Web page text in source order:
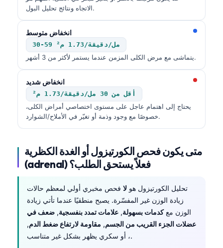
الاتجاه ونتائج تحليل البول.
انخفاض متوسط
30-59 مل/دقيقة/1.73 م²
يتماشى مع مرض الكلى المزمن عندما يستمر لأكثر من 3 أشهر.
انخفاض شديد
أقل من 30 مل/دقيقة/1.73 م²
يحتاج إلى اهتمام عاجل على مستوى اختصاصي أمراض الكلى،
خصوصًا مع وجود وذمة أو تغيّر في الأملاح/الشوارد.
متى يكون فحص الكورتيزول أو الغدة الكظرية
(adrenal) فعلاً يستحق الطلب؟
تحليل الكورتيزول هو لا فحص مخبري أولي لمعظم حالات
زيادة الوزن غير المفسّرة. يصبح منطقيًا عندما تأتي زيادة
الوزن معكدمات بسهولة, علامات تمدد بنفسجية, ضعف في
عضلات الجزء القريب من الجسم, مقاومة لارتفاع ضغط الدم,
، أو سكري يظهر بشكل غير متناسب.
हिन्दी
Bahasa Indonesia
Հայերեն
Српски језик
Svenska
Azərbaycan dili
Eesti
日本語
Čeština
ქართული
Русский
Lietuvių kalba
Polski